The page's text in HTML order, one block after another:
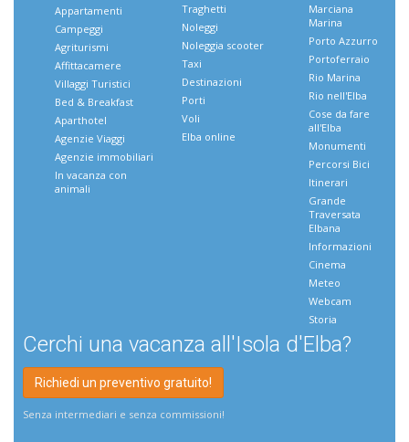
Appartamenti
Campeggi
Agriturismi
Affittacamere
Villaggi Turistici
Bed & Breakfast
Aparthotel
Agenzie Viaggi
Agenzie immobiliari
In vacanza con
animali
Traghetti
Noleggi
Noleggia scooter
Taxi
Destinazioni
Porti
Voli
Elba online
Marciana
Marina
Porto Azzurro
Portoferraio
Rio Marina
Rio nell'Elba
Cose da fare
all'Elba
Monumenti
Percorsi Bici
Itinerari
Grande
Traversata
Elbana
Informazioni
Cinema
Meteo
Webcam
Storia
Cerchi una vacanza all'Isola d'Elba?
Richiedi un preventivo gratuito!
Senza intermediari e senza commissioni!